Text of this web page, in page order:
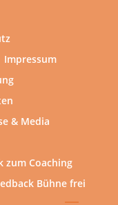
Impressum
& Media
zum Coaching
Bühne frei